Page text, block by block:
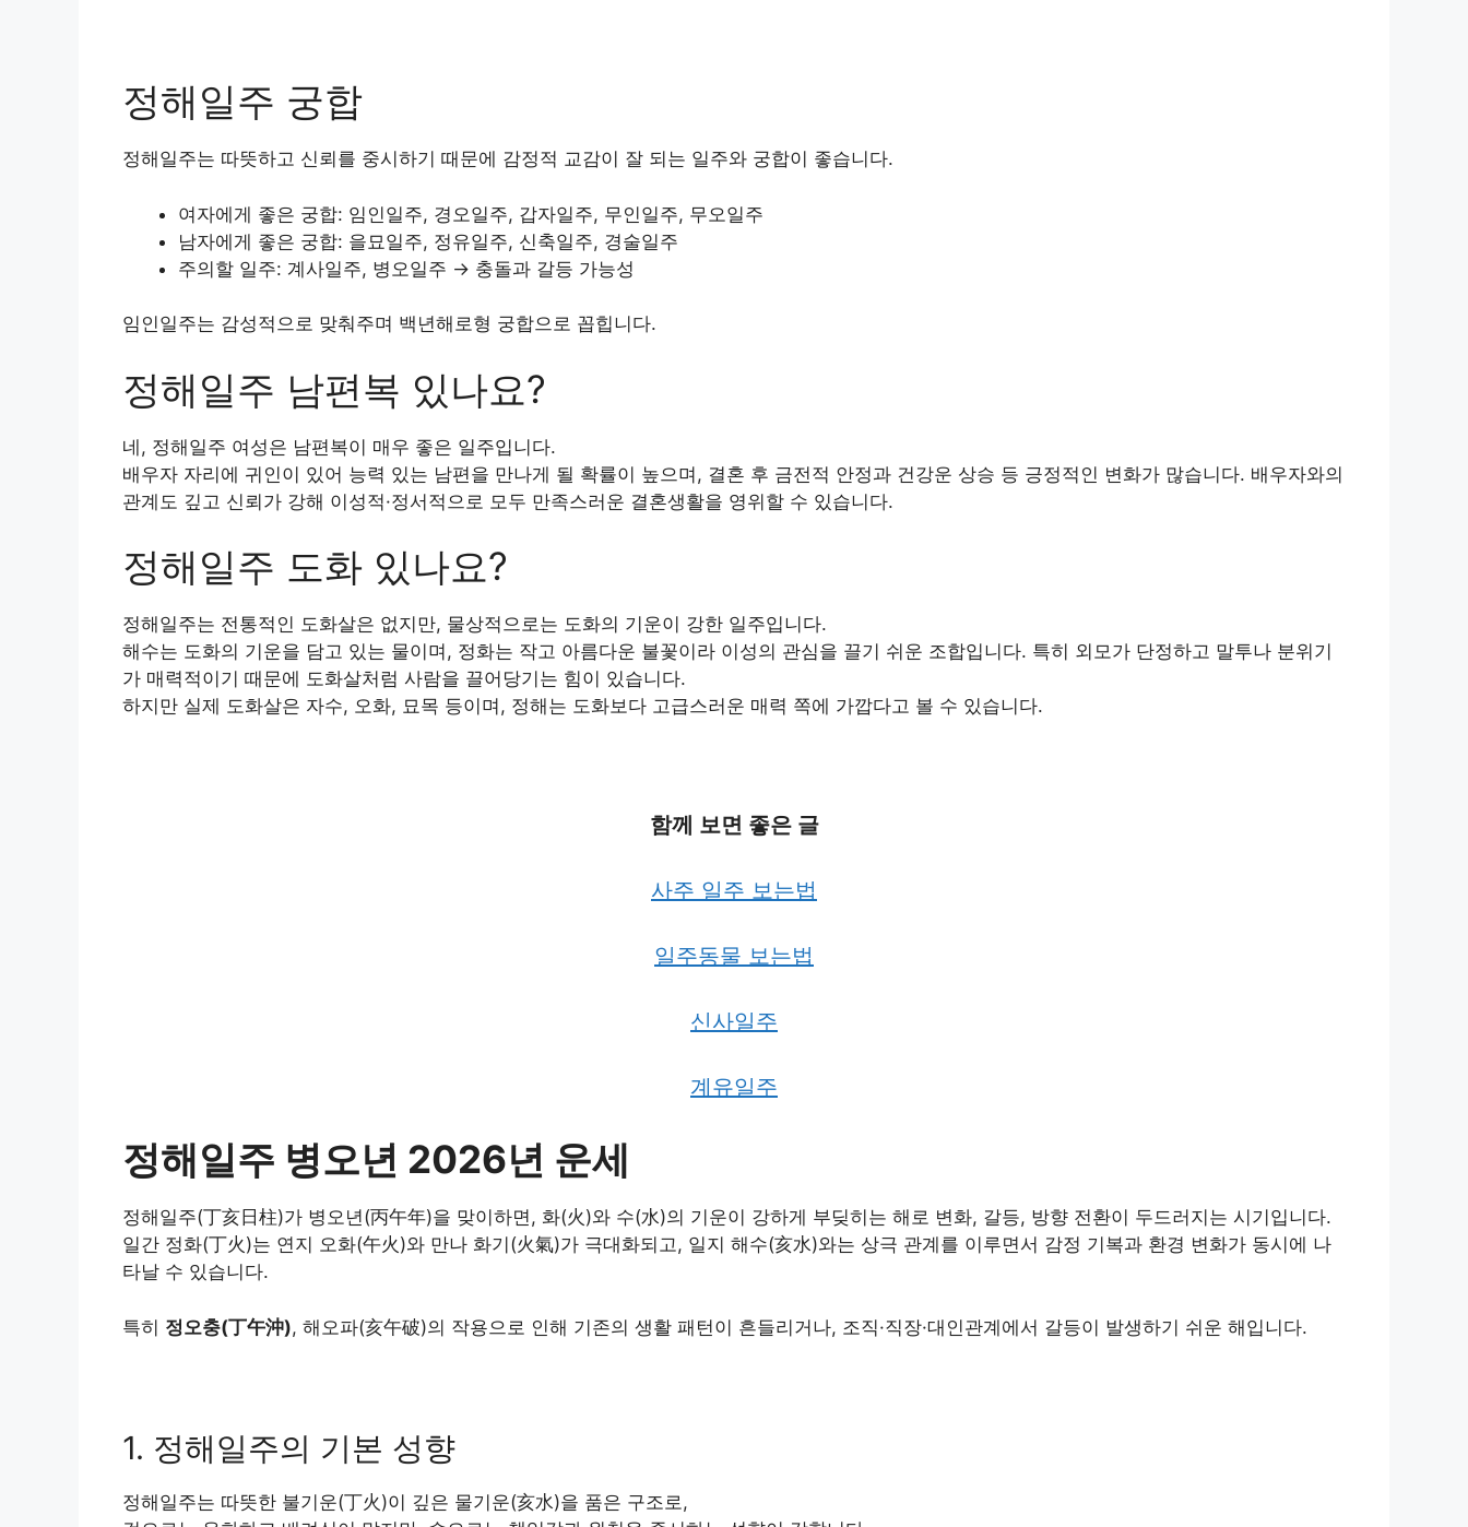
정해일주 궁합
정해일주는 따뜻하고 신뢰를 중시하기 때문에 감정적 교감이 잘 되는 일주와 궁합이 좋습니다.
여자에게 좋은 궁합: 임인일주, 경오일주, 갑자일주, 무인일주, 무오일주
남자에게 좋은 궁합: 을묘일주, 정유일주, 신축일주, 경술일주
주의할 일주: 계사일주, 병오일주 → 충돌과 갈등 가능성
임인일주는 감성적으로 맞춰주며 백년해로형 궁합으로 꼽힙니다.
정해일주 남편복 있나요?
네, 정해일주 여성은 남편복이 매우 좋은 일주입니다.
배우자 자리에 귀인이 있어 능력 있는 남편을 만나게 될 확률이 높으며, 결혼 후 금전적 안정과 건강운 상승 등 긍정적인 변화가 많습니다. 배우자와의
관계도 깊고 신뢰가 강해 이성적·정서적으로 모두 만족스러운 결혼생활을 영위할 수 있습니다.
정해일주 도화 있나요?
정해일주는 전통적인 도화살은 없지만, 물상적으로는 도화의 기운이 강한 일주입니다.
해수는 도화의 기운을 담고 있는 물이며, 정화는 작고 아름다운 불꽃이라 이성의 관심을 끌기 쉬운 조합입니다. 특히 외모가 단정하고 말투나 분위기
가 매력적이기 때문에 도화살처럼 사람을 끌어당기는 힘이 있습니다.
하지만 실제 도화살은 자수, 오화, 묘목 등이며, 정해는 도화보다 고급스러운 매력 쪽에 가깝다고 볼 수 있습니다.
함께 보면 좋은 글
사주 일주 보는법
일주동물 보는법
신사일주
계유일주
정해일주 병오년 2026년 운세
정해일주(丁亥日柱)가 병오년(丙午年)을 맞이하면, 화(火)와 수(水)의 기운이 강하게 부딪히는 해로 변화, 갈등, 방향 전환이 두드러지는 시기입니다.
일간 정화(丁火)는 연지 오화(午火)와 만나 화기(火氣)가 극대화되고, 일지 해수(亥水)와는 상극 관계를 이루면서 감정 기복과 환경 변화가 동시에 나
타날 수 있습니다.
특히 정오충(丁午沖), 해오파(亥午破)의 작용으로 인해 기존의 생활 패턴이 흔들리거나, 조직·직장·대인관계에서 갈등이 발생하기 쉬운 해입니다.
1. 정해일주의 기본 성향
정해일주는 따뜻한 불기운(丁火)이 깊은 물기운(亥水)을 품은 구조로,